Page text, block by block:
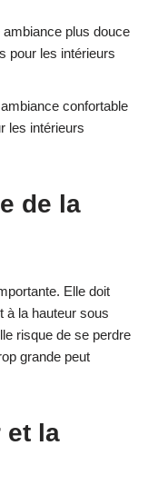
plus douce
pour les intérieurs
confortable
les intérieurs
de la
Elle doit
à la hauteur sous
risque de se perdre
grande peut
et la